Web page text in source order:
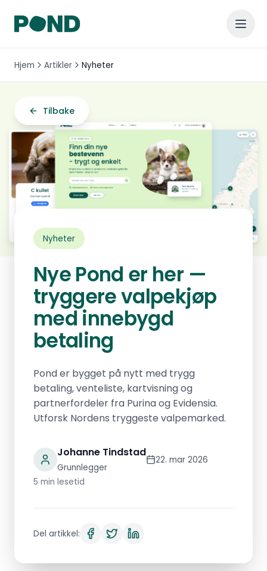
Hjem Artikler Nyheter
Tilbake
Nyheter
Nye Pond er her —
tryggere valpekjøp
med innebygd
betaling
Pond er bygget på nytt med trygg
betaling, venteliste, kartvisning og
partnerfordeler fra Purina og Evidensia.
Utforsk Nordens tryggeste valpemarked.
Johanne Tindstad
Grunnlegger
22. mar 2026
5 min lesetid
Del artikkel: